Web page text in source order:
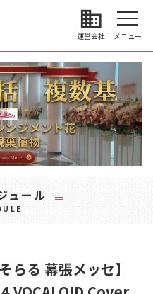
business
運営会社 メニュー
ュール
らる 幕張メッセ】